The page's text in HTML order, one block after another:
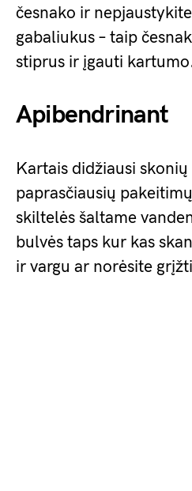
česnako ir
gabaliukus – taip
stiprus ir įgauti
Apibendrinant
Kartais didžiausi
paprasčiausių
skiltelės šaltame
bulvės taps kur kas
ir vargu ar norėsite